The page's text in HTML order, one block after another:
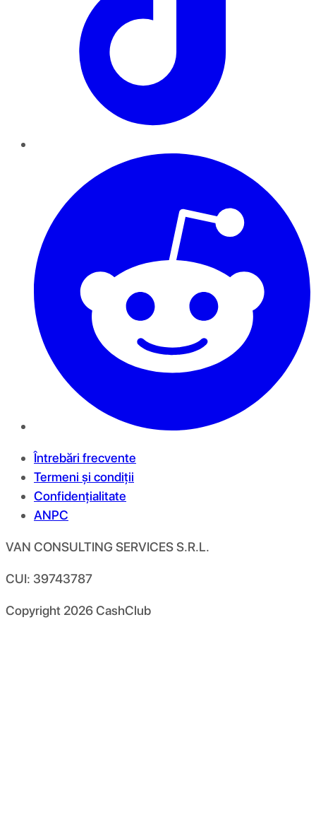
Întrebări frecvente
Termeni și condiții
Confidențialitate
ANPC
VAN CONSULTING SERVICES S.R.L.
CUI: 39743787
Copyright 2026CashClub